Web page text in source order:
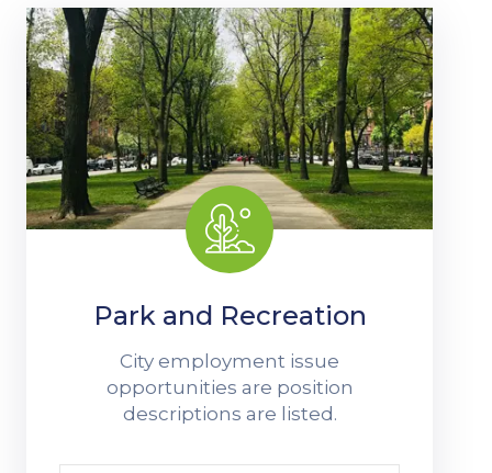
Park and Recreation
City employment issue
opportunities are position
descriptions are listed.